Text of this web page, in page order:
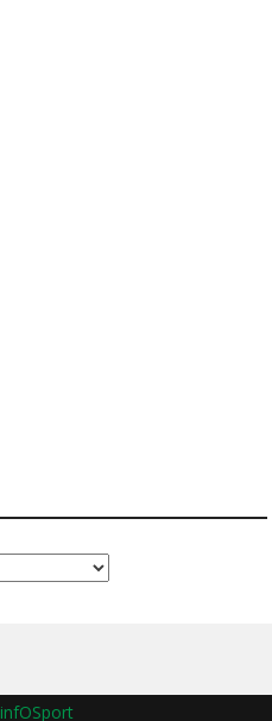
infOSport